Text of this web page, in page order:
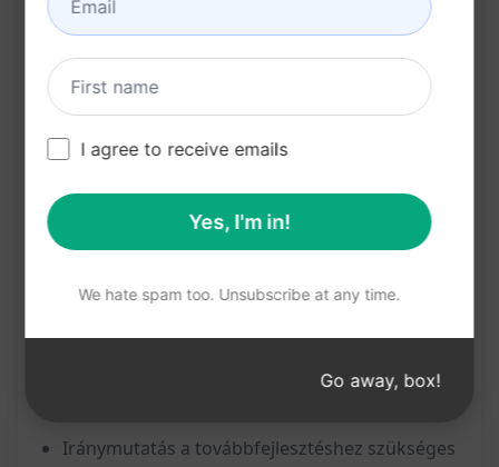
Konkrét területek meghatározása, amelyeket
érdemes tanulmányozni az ötlet
továbbfejlesztése során
Előnyök:
Részletes elemzés segít a legjobb ötlet
kiválasztásában
Strukturált cselekvési terv a koncepció
Iránymutatás a továbbfejlesztéshez szükséges
I agree to receive emails
Yes, I'm in!
We hate spam too. Unsubscribe at any time.
Go away, box!